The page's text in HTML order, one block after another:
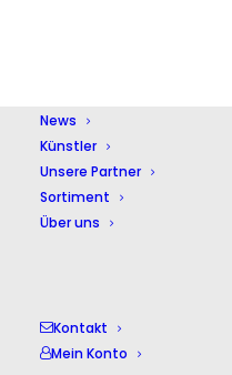
News
Künstler
Unsere Partner
Sortiment
Über uns
Kontakt
Mein Konto